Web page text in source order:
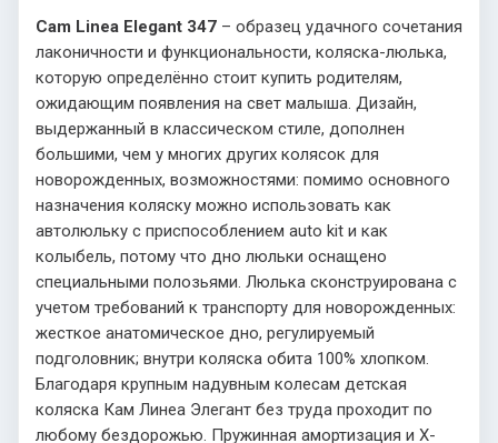
Cam Linea Elegant 347 – образец удачного сочетания
лаконичности и функциональности, коляска-люлька,
которую определённо стоит купить родителям,
ожидающим появления на свет малыша. Дизайн,
выдержанный в классическом стиле, дополнен
большими, чем у многих других колясок для
новорожденных, возможностями: помимо основного
назначения коляску можно использовать как
автолюльку с приспособлением auto kit и как
колыбель, потому что дно люльки оснащено
специальными полозьями. Люлька сконструирована с
учетом требований к транспорту для новорожденных:
жесткое анатомическое дно, регулируемый
подголовник; внутри коляска обита 100% хлопком.
Благодаря крупным надувным колесам детская
коляска Кам Линеа Элегант без труда проходит по
любому бездорожью. Пружинная амортизация и Х-